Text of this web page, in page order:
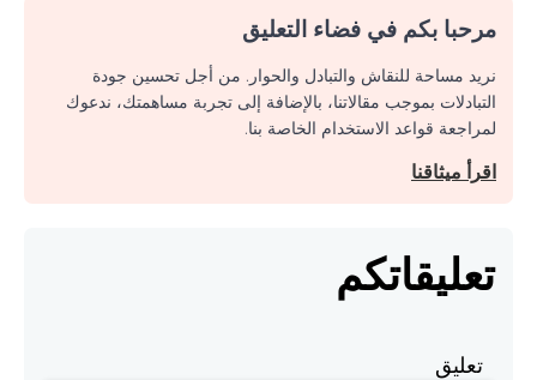
مرحبا بكم في فضاء التعليق
نريد مساحة للنقاش والتبادل والحوار. من أجل تحسين جودة
التبادلات بموجب مقالاتنا، بالإضافة إلى تجربة مساهمتك، ندعوك
لمراجعة قواعد الاستخدام الخاصة بنا.
اقرأ ميثاقنا
تعليقاتكم
تعليق